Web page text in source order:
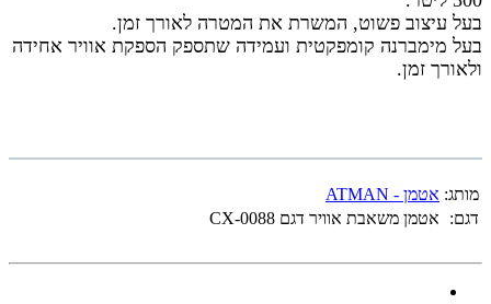
בעל עיצוב פשוט, המשרת את המטרה לאורך זמן.
בעל מימברנה קומפקטית ועמידה שתספק הספקת אוויר אחידה
ולאורך זמן.
מותג: אטמן - ATMAN
דגם:
אטמן משאבת אוויר דגם CX-0088